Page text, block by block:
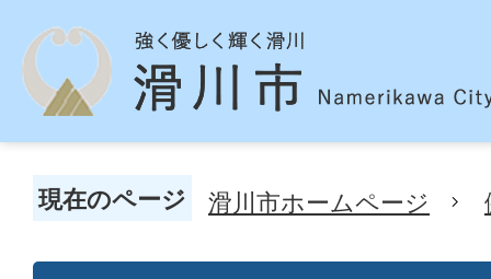
現在のページ 滑川市ホームページ